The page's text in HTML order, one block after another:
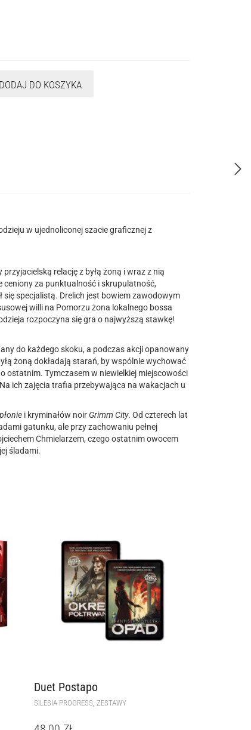
DODAJ DO KOSZYKA
w ujednoliconej szacie graficznej z
relację z byłą żoną i wraz z nią
za punktualność i skrupulatność,
się specjalistą. Drelich jest bowiem zawodowym
willi na Pomorzu żona lokalnego bossa
rozpoczyna się gra o najwyższą stawkę!
do każdego skoku, a podczas akcji opanowany
żoną dokładają starań, by wspólnie wychować
ostatnim. Tymczasem w niewielkiej miejscowości
ich zajęcia trafia przebywająca na wakacjach u
i kryminałów noir Grimm City. Od czterech lat
gatunku, ale przy zachowaniu pełnej
Chmielarzem, czego ostatnim owocem
śladami.
Duet Postapo
SILESIA PROGRESS ZESTAWY